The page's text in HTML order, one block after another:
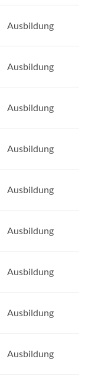
Ausbildung
Ausbildung
Ausbildung
Ausbildung
Ausbildung
Ausbildung
Ausbildung
Ausbildung
Ausbildung